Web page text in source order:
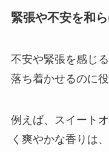
緊張や不安を和
不安や緊張を感じ
落ち着かせるのに役
例えば、スイート
く爽やかな香りは